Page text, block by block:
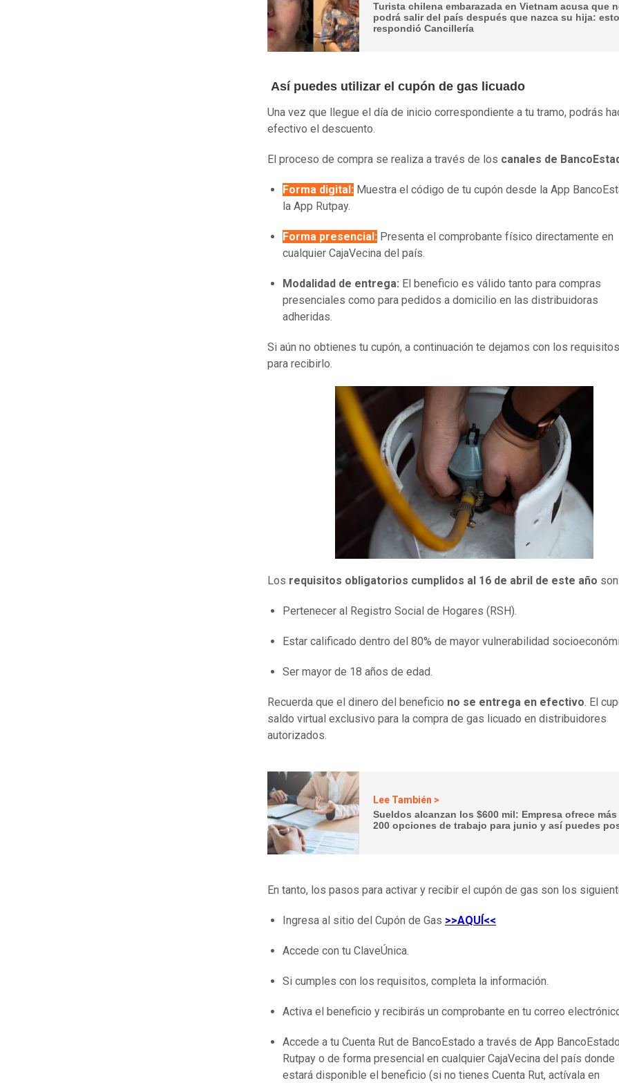
Turista chilena embarazada en Vietnam acusa que
podrá salir del país después que nazca su hija: esto
respondió Cancillería
Así puedes utilizar el cupón de gas licuado
Una vez que llegue el día de inicio correspondiente a tu tramo, podrás
efectivo el descuento.
El proceso de compra se realiza a través de los canales de
Forma digital: Muestra el código de tu cupón desde la App
la App Rutpay.
Forma presencial: Presenta el comprobante físico directamente en
cualquier CajaVecina del país.
Modalidad de entrega: El beneficio es válido tanto para compras
presenciales como para pedidos a domicilio en las distribuidoras
adheridas.
Si aún no obtienes tu cupón, a continuación te dejamos con los
para recibirlo.
Los requisitos obligatorios cumplidos al 16 de abril de este año son:
Pertenecer al Registro Social de Hogares (RSH).
Estar calificado dentro del 80% de mayor vulnerabilidad
Ser mayor de 18 años de edad.
Recuerda que el dinero del beneficio no se entrega en efectivo. El
saldo virtual exclusivo para la compra de gas licuado en distribuidores
autorizados.
Lee También >
Sueldos alcanzan los $600 mil: Empresa ofrece más
200 opciones de trabajo para junio y así puedes
En tanto, los pasos para activar y recibir el cupón de gas son los
Ingresa al sitio del Cupón de Gas >>AQUÍ<<
Accede con tu ClaveÚnica.
Si cumples con los requisitos, completa la información.
Activa el beneficio y recibirás un comprobante en tu correo
Accede a tu Cuenta Rut de BancoEstado a través de App
Rutpay o de forma presencial en cualquier CajaVecina del país donde
estará disponible el beneficio (si no tienes Cuenta Rut, actívala en